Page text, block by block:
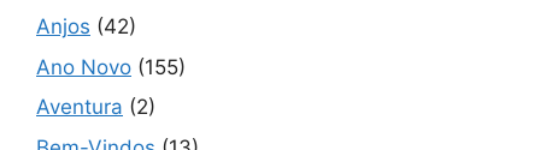
Anjos (42)
Ano Novo (155)
Aventura (2)